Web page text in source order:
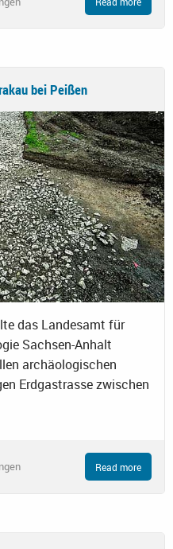
bei Peißen
das Landesamt für
Sachsen-Anhalt
archäologischen
Erdgastrasse zwischen
Read more